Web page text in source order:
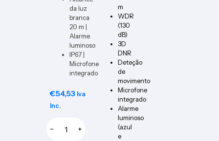
da luz
branca
20 m |
Alarme
luminoso
IP67 |
Microfone
integrado
€54,53 Iva
Inc.
− +
m
WDR
(130
dB)
3D
DNR
Deteção
de
movimento
Microfone
integrado
Alarme
luminoso
(azul
e